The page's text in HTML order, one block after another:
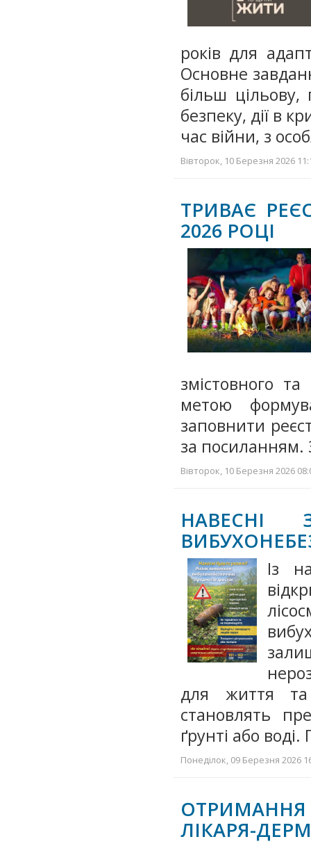
років для
Основне
більш
безпеку, дії в
час війни, з
Вівторок, 10 Березня 2026
ТРИВАЄ
2026 РОЦІ
змістовного
метою
заповнити
за посиланням.
Вівторок, 10 Березня 2026
НАВЕСНІ
Із
для життя та
становлять
ґрунті або
Понеділок, 09 Березня 2026
ЛІКАРЯ-